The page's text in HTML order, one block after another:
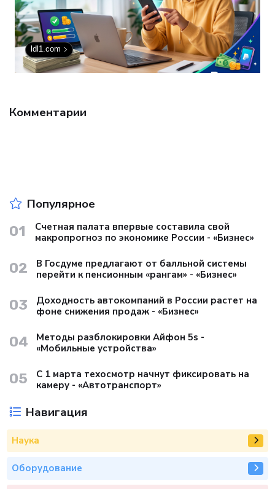
ldl1.com
Комментарии
Популярное
01
Счетная палата впервые составила свой
макропрогноз по экономике России - «Бизнес»
02
В Госдуме предлагают от балльной системы
перейти к пенсионным «рангам» - «Бизнес»
03
Доходность автокомпаний в России растет на
фоне снижения продаж - «Бизнес»
04
Методы разблокировки Айфон 5s -
«Мобильные устройства»
05
С 1 марта техосмотр начнут фиксировать на
камеру - «Автотранспорт»
Навигация
Наука
Оборудование